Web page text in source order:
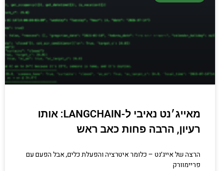
מאייג׳נט נאיבי ל-LANGCHAIN: אותו
רעיון, הרבה פחות כאב ראש
הרצה של אייג׳נט – כלומר איטרציה והפעלת כלים, אבל הפעם עם
פריימוורק